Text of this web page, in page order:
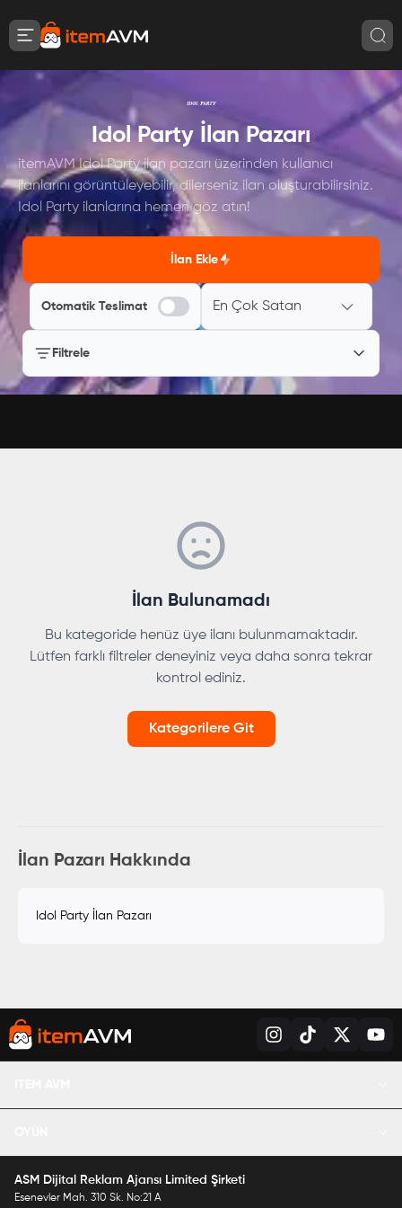
Idol Party İlan Pazarı
itemAVM Idol Party ilan pazarı üzerinden kullanıcı
ilanlarını görüntüleyebilir, dilerseniz ilan oluşturabilirsiniz.
Idol Party ilanlarına hemen göz atın!
İlan Ekle
Otomatik Teslimat En Çok Satan
Filtrele
İlan Bulunamadı
Bu kategoride henüz üye ilanı bulunmamaktadır.
Lütfen farklı filtreler deneyiniz veya daha sonra tekrar
kontrol ediniz.
Kategorilere Git
İlan Pazarı Hakkında
Idol Party İlan Pazarı
PUBG UC Satın Al
Mobile Legends Elmas Satın Al
ASM Dijital Reklam Ajansı Limited Şirketi
Esenevler Mah. 310 Sk. No:21 A